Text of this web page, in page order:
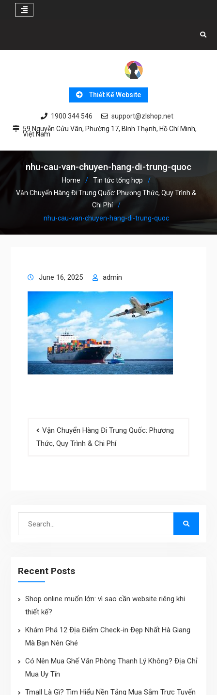
content
Thiết Kế Website
1900 344 546
support@zlshop.net
59 Nguyễn Cửu Vân, Phường 17, Bình Thạnh, Hồ Chí Minh,
Việt Nam
nhu-cau-van-chuyen-hang-di-trung-quoc
Home
Tin tức tổng hợp
Vận Chuyển Hàng Đi Trung Quốc: Phương Thức, Quy Trình &
Chi Phí
nhu-cau-van-chuyen-hang-di-trung-quoc
June 16, 2025 admin
Post
navigation
Vận Chuyển Hàng Đi Trung Quốc: Phương
Thức, Quy Trình & Chi Phí
Recent Posts
Shop online muốn lớn: vì sao cần website riêng khi
thiết kế?
Khám Phá 12 Địa Điểm Check-in Đẹp Nhất Hà Giang
Mà Bạn Nên Ghé
Có Nên Mua Ghế Văn Phòng Thanh Lý Không? Địa Chỉ
Mua Uy Tín
Tmall Là Gì? Tìm Hiểu Nền Tảng Mua Sắm Trực Tuyến